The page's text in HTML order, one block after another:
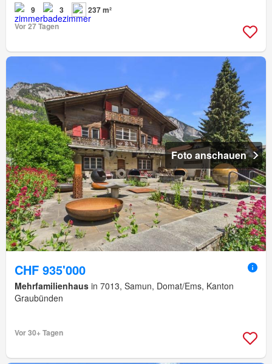
9 3
237 m²
Vor 27 Tagen
Foto anschauen
CHF 935'000
Mehrfamilienhaus in 7013, Samun, Domat/Ems, Kanton
Graubünden
Vor 30+ Tagen